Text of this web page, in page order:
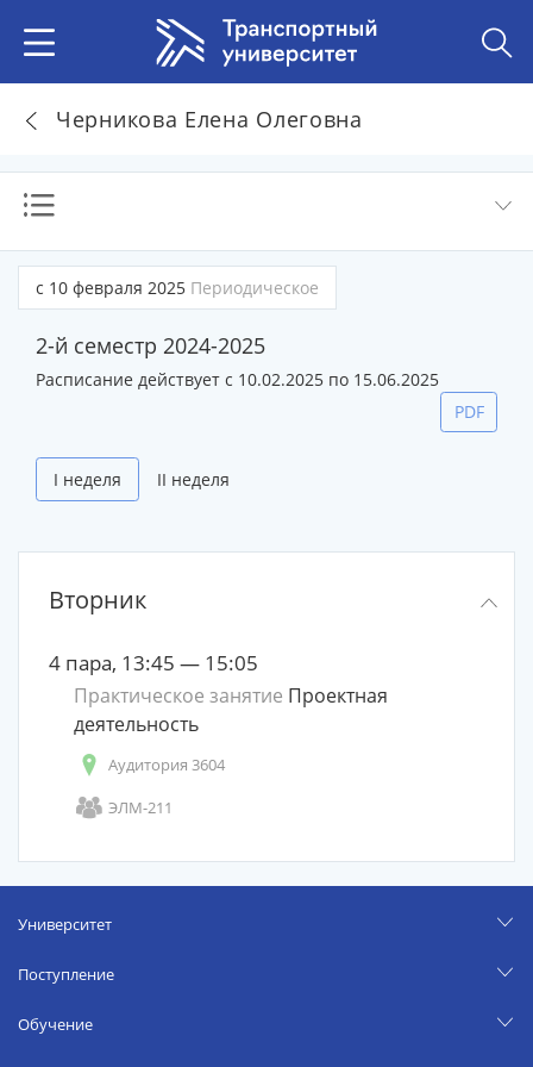
Черникова Елена Олеговна
с 10 февраля 2025 Периодическое
2-й семестр 2024-2025
Расписание действует с 10.02.2025 по 15.06.2025
I неделя II неделя
PDF
Вторник
4 пара, 13:45 — 15:05
Практическое занятие Проектная
деятельность
Аудитория 3604
ЭЛМ-211
Университет
Поступление
Обучение